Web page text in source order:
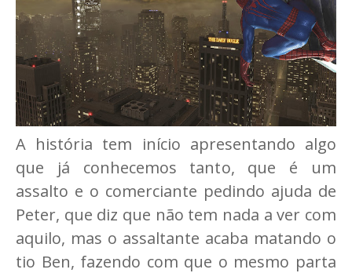
A história tem início apresentando algo
que já conhecemos tanto, que é um
assalto e o comerciante pedindo ajuda de
Peter, que diz que não tem nada a ver com
aquilo, mas o assaltante acaba matando o
tio Ben, fazendo com que o mesmo parta